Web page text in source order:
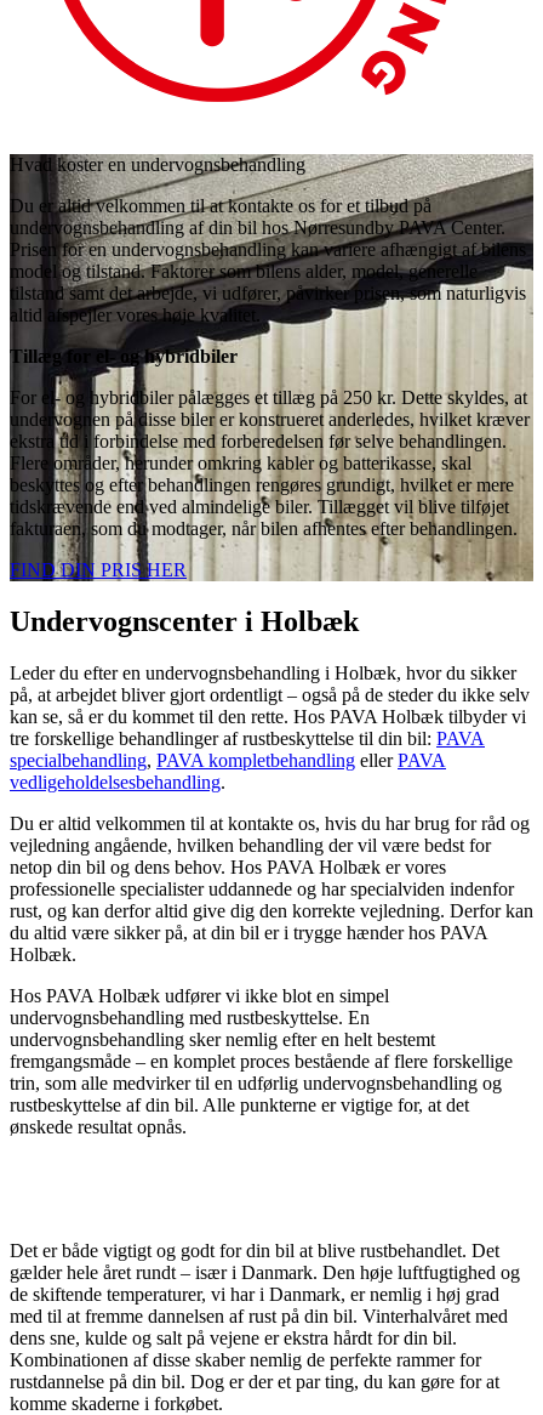
Hvad koster en undervognsbehandling
Du er altid velkommen til at kontakte os for et tilbud på
undervognsbehandling af din bil hos Nørresundby PAVA Center.
Prisen for en undervognsbehandling kan variere afhængigt af bilens
model og tilstand. Faktorer som bilens alder, model, generelle
tilstand samt det arbejde, vi udfører, påvirker prisen, som naturligvis
altid afspejler vores høje kvalitet.
Tillæg for el- og hybridbiler
For el- og hybridbiler pålægges et tillæg på 250 kr. Dette skyldes, at
undervognen på disse biler er konstrueret anderledes, hvilket kræver
ekstra tid i forbindelse med forberedelsen før selve behandlingen.
Flere områder, herunder omkring kabler og batterikasse, skal
beskyttes og efter behandlingen rengøres grundigt, hvilket er mere
tidskrævende end ved almindelige biler. Tillægget vil blive tilføjet
fakturaen, som du modtager, når bilen afhentes efter behandlingen.
FIND DIN PRIS HER
Undervognscenter i Holbæk
Leder du efter en undervognsbehandling i Holbæk, hvor du sikker
på, at arbejdet bliver gjort ordentligt – også på de steder du ikke selv
kan se, så er du kommet til den rette. Hos PAVA Holbæk tilbyder vi
tre forskellige behandlinger af rustbeskyttelse til din bil: PAVA
specialbehandling, PAVA kompletbehandling eller PAVA
vedligeholdelsesbehandling.
Du er altid velkommen til at kontakte os, hvis du har brug for råd og
vejledning angående, hvilken behandling der vil være bedst for
netop din bil og dens behov. Hos PAVA Holbæk er vores
professionelle specialister uddannede og har specialviden indenfor
rust, og kan derfor altid give dig den korrekte vejledning. Derfor kan
du altid være sikker på, at din bil er i trygge hænder hos PAVA
Holbæk.
Hos PAVA Holbæk udfører vi ikke blot en simpel
undervognsbehandling med rustbeskyttelse. En
undervognsbehandling sker nemlig efter en helt bestemt
fremgangsmåde – en komplet proces bestående af flere forskellige
trin, som alle medvirker til en udførlig undervognsbehandling og
rustbeskyttelse af din bil. Alle punkterne er vigtige for, at det
ønskede resultat opnås.
Det er både vigtigt og godt for din bil at blive rustbehandlet. Det
gælder hele året rundt – især i Danmark. Den høje luftfugtighed og
de skiftende temperaturer, vi har i Danmark, er nemlig i høj grad
med til at fremme dannelsen af rust på din bil. Vinterhalvåret med
dens sne, kulde og salt på vejene er ekstra hårdt for din bil.
Kombinationen af disse skaber nemlig de perfekte rammer for
rustdannelse på din bil. Dog er der et par ting, du kan gøre for at
komme skaderne i forkøbet.